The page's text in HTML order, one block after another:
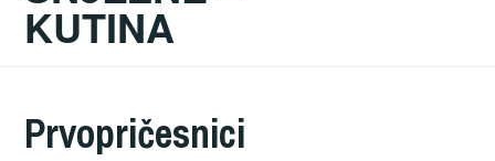
KUTINA
Prvopričesnici